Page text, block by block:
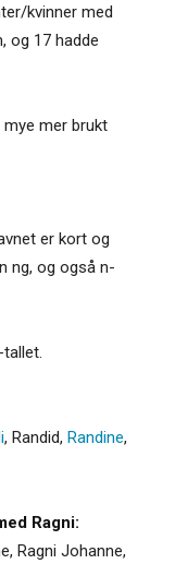
kvinner med
og 17 hadde
mer brukt
er kort og
ng, og også n-
, Randid, Randine,
Ragni:
Ragni Johanne,